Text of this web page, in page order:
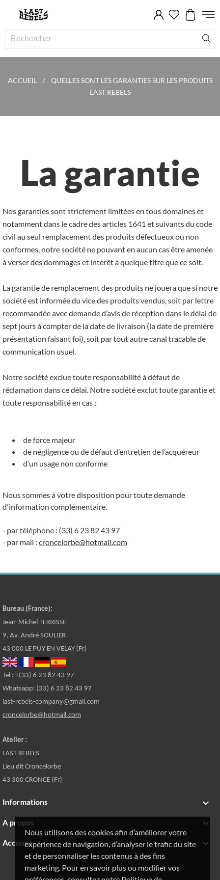
Nous utilisons des cookies afin d’améliorer votre
expérience de navigation, d’analyser le trafic du site
et de personnaliser les contenus à des fins
marketing. Pour en savoir plus ou modifier vos
ACCUEIL
QUELLES SONT LES GARANTIES SUR LES PRODUITS
LAST REBELS
La garantie
Nos garanties sont strictement limitées en tous domaines et
notamment dans le cadre des articles 1641 et suivants du code
civil au seul remplacement des produits défectueux ou non
conformes, notre société ne pouvant en aucun cas être amenée
à verser des dommages et intérêt à quelque titre que ce soit.
La garantie de remplacement des produits ne jouera que si notre
société est informée du vice des produits vendus, soit par lettre
recommandée avec demande d’avis de réception dans le délai de
sept jours à compter de la date de livraison (la date de première
présentation faisant foi), soit par tout autre canal tracable de
communication usuel.
Notre société exclue toute responsabilité à défaut de
réclamation dans ce délai. Notre société exclut toute garantie et
toute responsabilité en cas :
de force majeur
de négligence ou de défaut d’entretien de l’acquéreur
d’un usage non conforme
Nous sommes à votre disposition pour toute demande
d'information complémentaire.
- par téléphone : (33) 6 23 82 43 97
- par mail : croncelorbe@hotmail.com
Bureau (France):
Jean-Michel TERRISSE
9, Av. André SOULIER
43 000 LE PUY EN VELAY (Fr)
Tel : +(33) 6 23 82 43 97
Whatsapp: (33) 6 23 82 43 97
last-rebels-company@gmail.com
croncelorbe@hotmail.com
Atelier :
LAST REBELS
Lieu dit Croncelorbe
43 300 CRONCE (Fr)
Informations 
A propos 
Account 